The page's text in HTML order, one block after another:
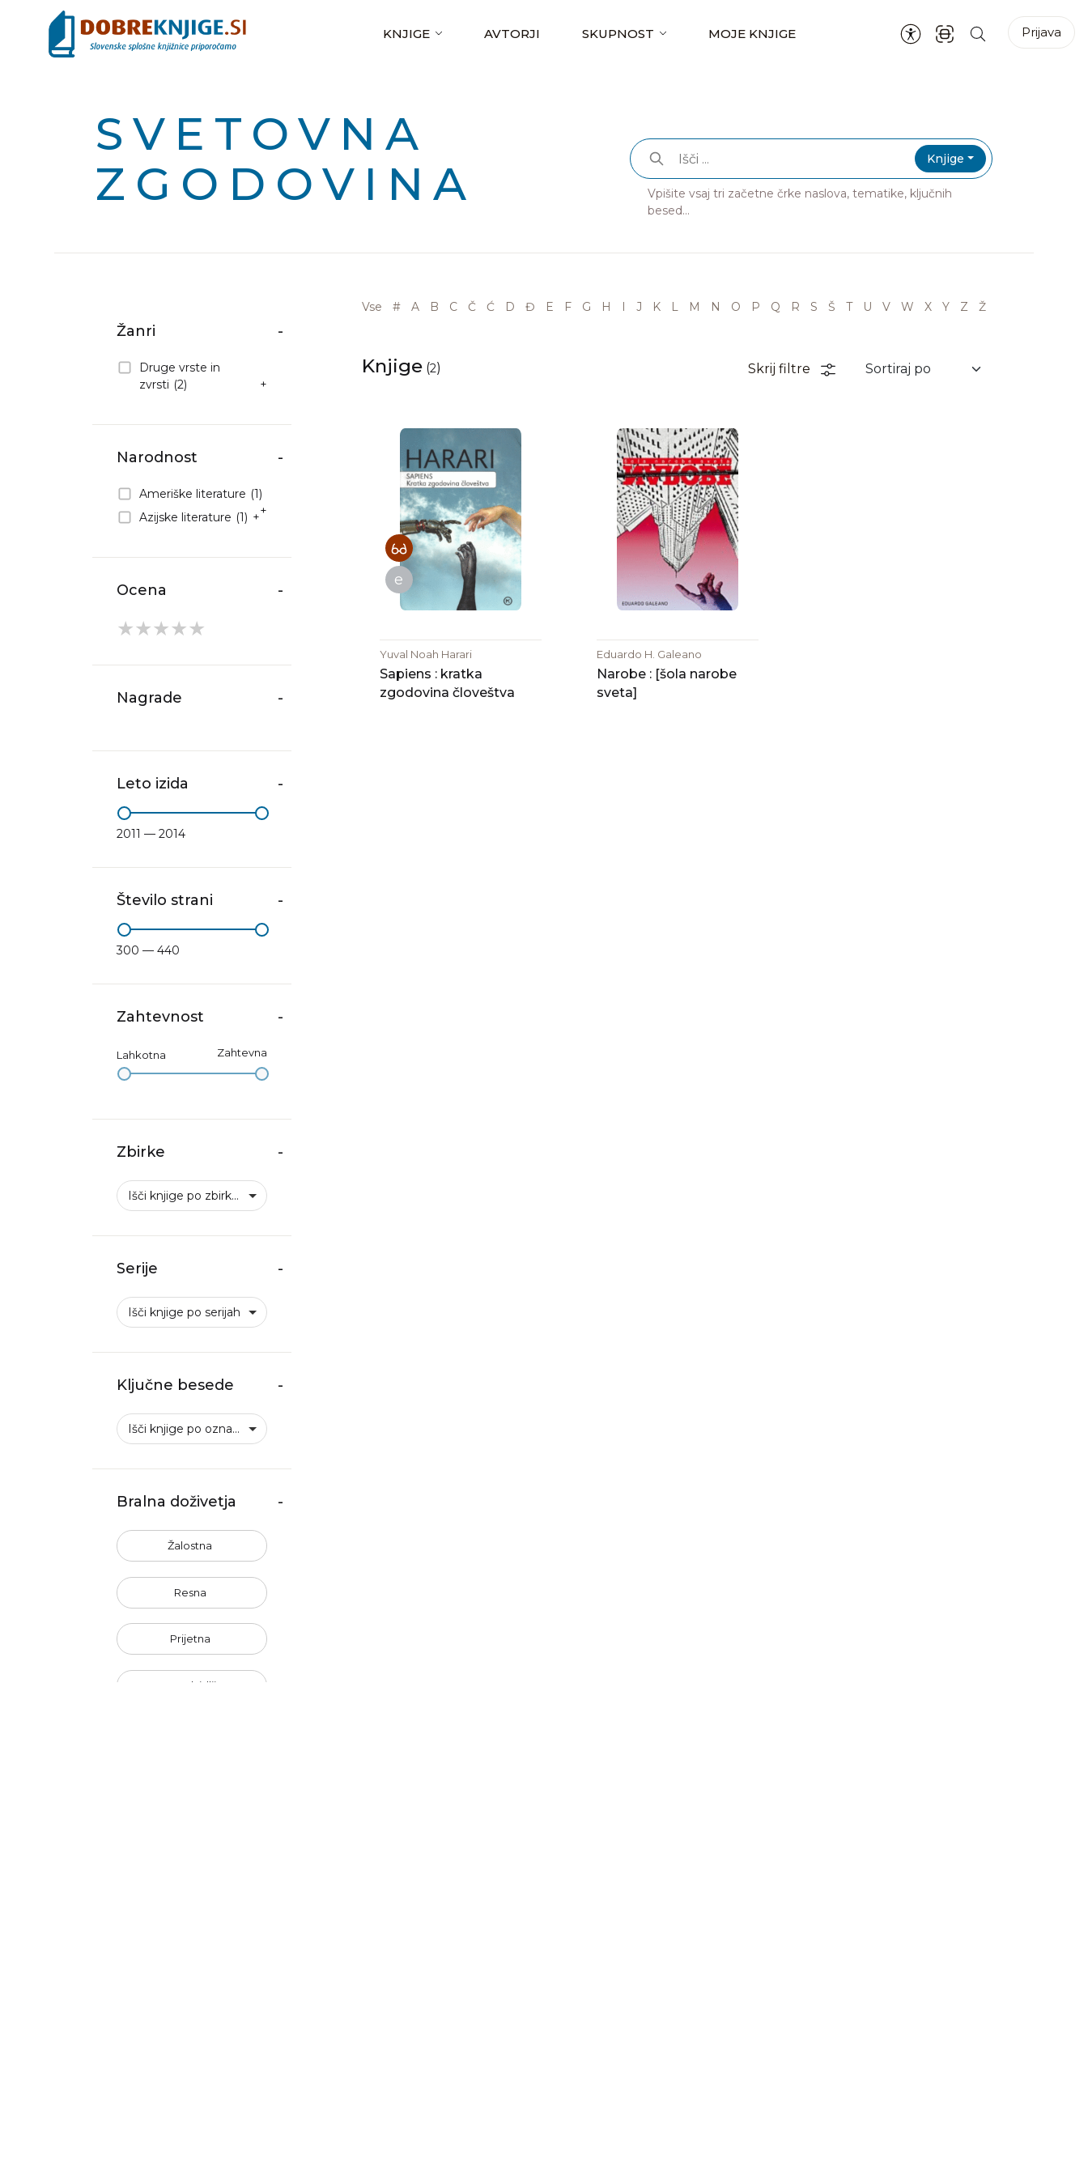
KNJIGE AVTORJI SKUPNOST MOJE KNJIGE Prijava
SVETOVNA
ZGODOVINA
Knjige
Vpišite vsaj tri začetne črke naslova, tematike, ključnih
besed...
Žanri -
Druge vrste in
zvrsti (2) +
Narodnost -
Ameriške literature (1)
+
Azijske literature (1) +
Ocena -
★
★
★
★
★
Nagrade -
Leto izida -
2011 — 2014
Število strani -
300 — 440
Zahtevnost -
Lahkotna Zahtevna
Zbirke -
Išči knjige po zbirkah
Serije -
Išči knjige po serijah
Ključne besede -
Išči knjige po oznakah
Bralna doživetja -
Žalostna
Resna
Prijetna
Nepredvidljiva
Vse # A B C Č Ć D Đ E F G H I J K L M N O P Q R S Š T U V W X Y Z Ž
Knjige (2) Skrij filtre
e
Yuval Noah Harari
Sapiens : kratka
zgodovina človeštva
Eduardo H. Galeano
Narobe : [šola narobe
sveta]